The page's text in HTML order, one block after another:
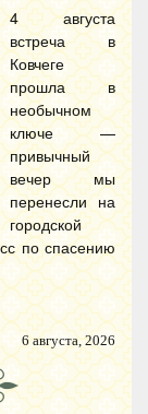
4 августа
встреча в
Ковчеге
прошла в
необычном
ключе —
привычный
вечер мы
перенесли на
городской
по спасению
6 августа, 2026